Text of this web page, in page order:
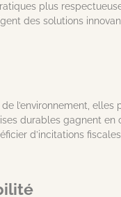
plus
des solutions
l’environnement, elles
durables gagnent en
d’incitations